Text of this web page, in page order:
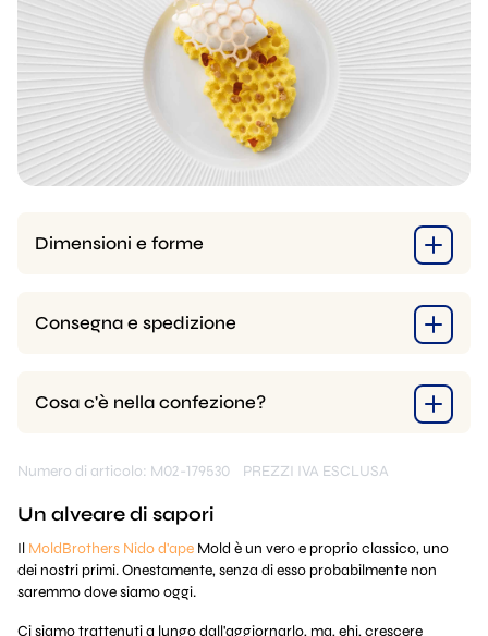
Dimensioni e forme
Consegna e spedizione
Cosa c'è nella confezione?
Numero di articolo: M02-179530 PREZZI IVA ESCLUSA
Un alveare di sapori
Il MoldBrothers Nido d'ape Mold è un vero e proprio classico, uno
dei nostri primi. Onestamente, senza di esso probabilmente non
saremmo dove siamo oggi.
Ci siamo trattenuti a lungo dall'aggiornarlo, ma, ehi, crescere